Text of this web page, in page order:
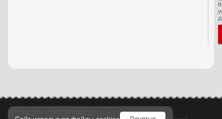
2011-2026